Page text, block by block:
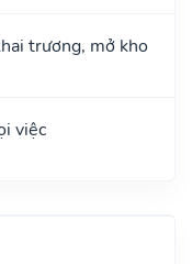
trương, mở kho
việc